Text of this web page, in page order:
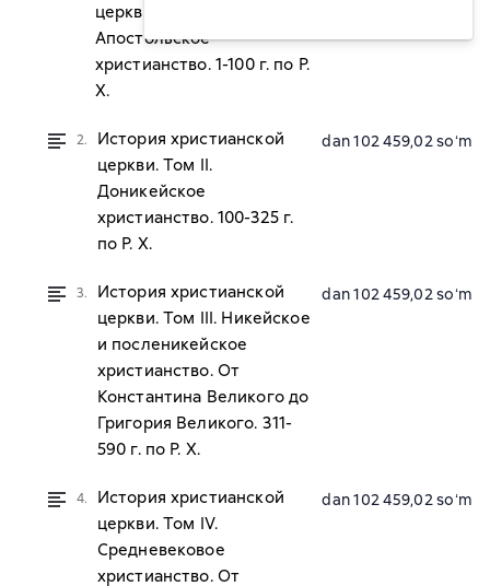
церкви. Том I.
Апостольское
христианство. 1-100 г. по Р.
Х.
2.
История христианской
церкви. Том II.
Доникейское
христианство. 100-325 г.
по Р. Х.
dan 102 459,02 soʻm
3.
История христианской
церкви. Том III. Никейское
и посленикейское
христианство. От
Константина Великого до
Григория Великого. 311-
590 г. по Р. Х.
dan 102 459,02 soʻm
4.
История христианской
церкви. Том IV.
Средневековое
христианство. От
dan 102 459,02 soʻm